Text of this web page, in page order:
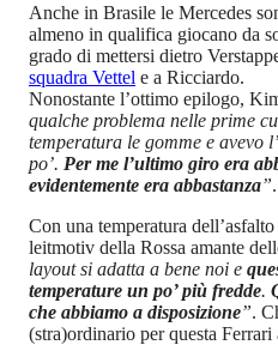
Anche in Brasile le Mercedes
almeno in qualifica giocano da
grado di mettersi dietro
squadra Vettel e a Ricciardo.
Nonostante l’ottimo epilogo,
qualche problema nelle prime
temperatura le gomme e avevo
po’. Per me l’ultimo giro era
evidentemente era abbastanza”.
Con una temperatura
leitmotiv della Rossa amante
layout si adatta a bene noi e
temperature un po’ più fredde.
che abbiamo a disposizione”.
(stra)ordinario per questa